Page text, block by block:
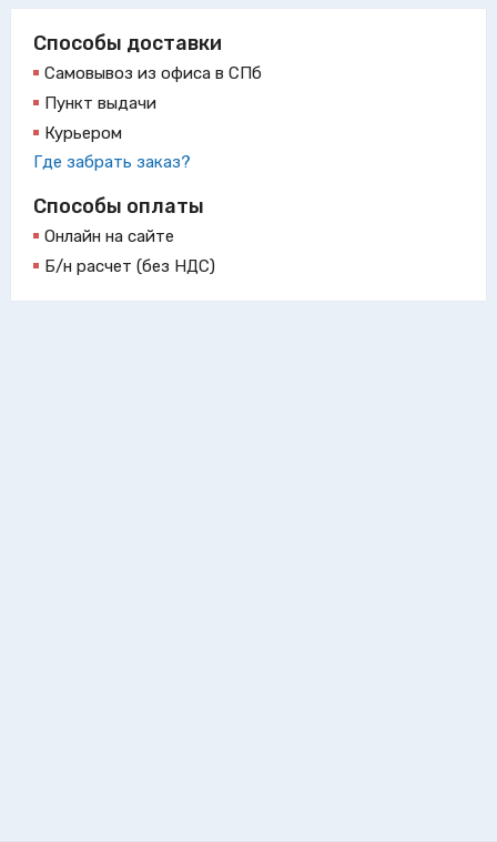
Способы доставки
Самовывоз из офиса в СПб
Пункт выдачи
Курьером
Где забрать заказ?
Способы оплаты
Онлайн на сайте
Б/н расчет (без НДС)